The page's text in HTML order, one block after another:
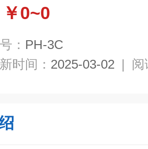
￥0~0
： PH-3C
时间： 2025-03-02 | 阅